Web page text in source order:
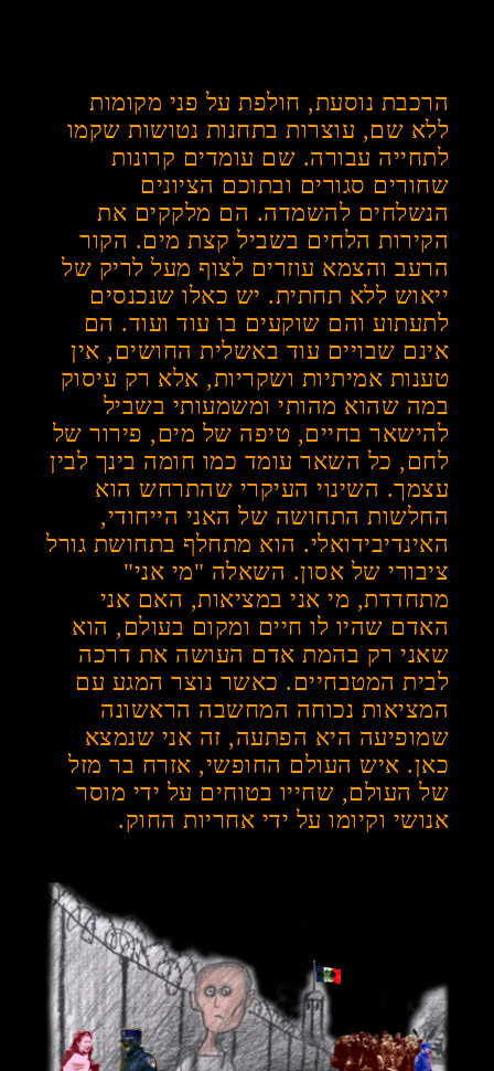
הרכבת נוסעת, חולפת על פני מקומות
ללא שם, עוצרות בתחנות נטושות שקמו
לתחייה עבורה. שם עומדים קרונות
שחורים סגורים ובתוכם הציונים
הנשלחים להשמדה. הם מלקקים את
הקירות הלחים בשביל קצת מים. הקור
הרעב והצמא עוזרים לצוף מעל לריק של
ייאוש ללא תחתית. יש כאלו שנכנסים
לתעתוע והם שוקעים בו עוד ועוד. הם
אינם שבויים עוד באשלית החושים, אין
טענות אמיתיות ושקריות, אלא רק עיסוק
במה שהוא מהותי ומשמעותי בשביל
להישאר בחיים, טיפה של מים, פירור של
לחם, כל השאר עומד כמו חומה בינך לבין
עצמך. השינוי העיקרי שהתרחש הוא
החלשות התחושה של האני הייחודי,
האינדיבידואלי. הוא מתחלף בתחושת גורל
ציבורי של אסון. השאלה "מי אני"
מתחדדת, מי אני במציאות, האם אני
האדם שהיו לו חיים ומקום בעולם, הוא
שאני רק בהמת אדם העושה את דרכה
לבית המטבחיים. כאשר נוצר המגע עם
המציאות נכוחה המחשבה הראשונה
שמופיעה היא הפתעה, זה אני שנמצא
כאן. איש העולם החופשי, אזרח בר מזל
של העולם, שחייו בטוחים על ידי מוסר
אנושי וקיומו על ידי אחריות החוק.